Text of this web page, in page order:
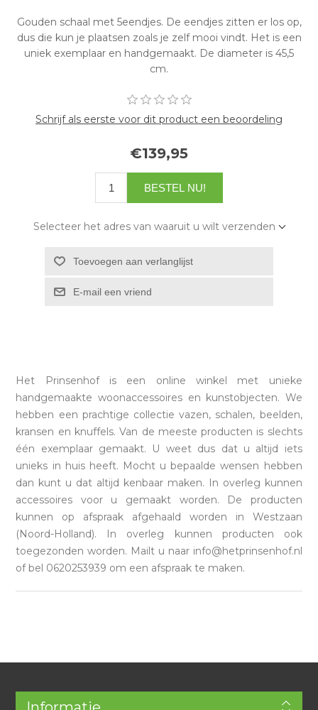
Gouden schaal met 5eendjes. De eendjes zitten er los op,
dus die kun je plaatsen zoals je zelf mooi vindt. Het is een
uniek exemplaar en handgemaakt. De diameter is 45,5
cm.
Schrijf als eerste voor dit product een beoordeling
€139,95
Selecteer het adres van waaruit u wilt verzenden
Het Prinsenhof is een online winkel met unieke
handgemaakte woonaccessoires en kunstobjecten. We
hebben een prachtige collectie vazen, schalen, beelden,
kransen en knuffels. Van de meeste producten is slechts
één exemplaar gemaakt. U weet dus dat u altijd iets
unieks in huis heeft. Mocht u bepaalde wensen hebben
dan kunt u dat altijd kenbaar maken. In overleg kunnen
accessoires voor u gemaakt worden. De producten
kunnen op afspraak afgehaald worden in Westzaan
(Noord-Holland). In overleg kunnen producten ook
toegezonden worden. Mailt u naar info@hetprinsenhof.nl
of bel 0620253939 om een afspraak te maken.